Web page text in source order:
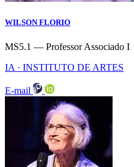
WILSON FLORIO
MS5.1 — Professor Associado I
IA · INSTITUTO DE ARTES
E-mail